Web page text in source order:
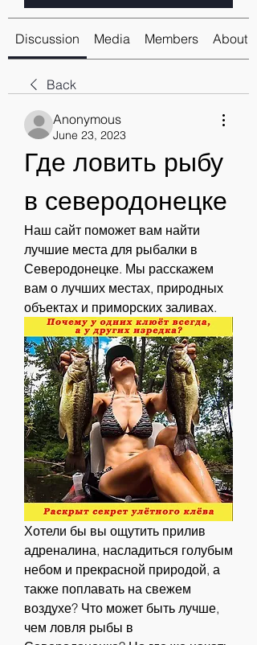
Discussion Media Members About
Back
Anonymous
June 23, 2023
Где ловить рыбу
в северодонецке
Наш сайт поможет вам найти
лучшие места для рыбалки в
Северодонецке. Мы расскажем
вам о лучших местах, природных
объектах и приморских заливах.
Хотели бы вы ощутить прилив
адреналина, насладиться голубым
небом и прекрасной природой, а
также поплавать на свежем
воздухе? Что может быть лучше,
чем ловля рыбы в